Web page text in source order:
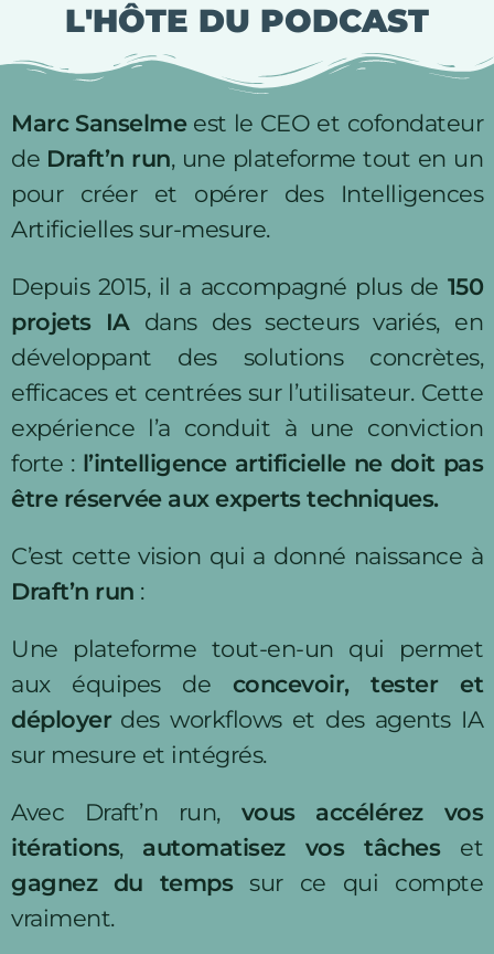
L'HÔTE DU PODCAST
Marc Sanselmeest le CEO et cofondateur
de Draft’n run, une plateforme tout en un
pour créer et opérer des Intelligences
Artificielles sur-mesure.
Depuis 2015, il a accompagné plus de 150
projets IAdans des secteurs variés, en
développant des solutions concrètes,
efficaces et centrées sur l’utilisateur. Cette
expérience l’a conduit à une conviction
forte : l’intelligence artificielle ne doit pas
être réservée aux experts techniques.
C’est cette vision qui a donné naissance à
Draft’n run :
Une plateforme tout-en-un qui permet
aux équipes de concevoir, tester et
déployer des workflows et des agents IA
sur mesure et intégrés.
Avec Draft’n run, vous accélérez vos
itérations, automatisez vos tâcheset
gagnez du tempssur ce qui compte
vraiment.